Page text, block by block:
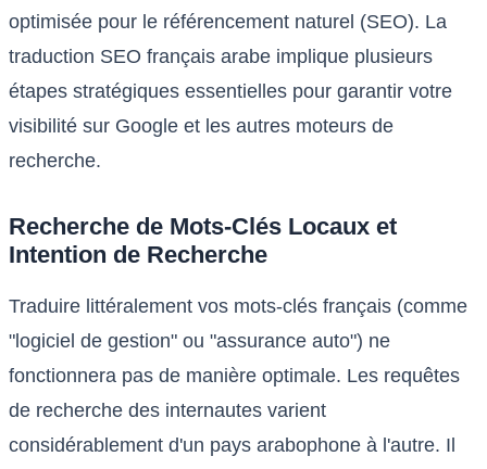
optimisée pour le référencement naturel (SEO). La
traduction SEO français arabe implique plusieurs
étapes stratégiques essentielles pour garantir votre
visibilité sur Google et les autres moteurs de
recherche.
Recherche de Mots-Clés Locaux et
Intention de Recherche
Traduire littéralement vos mots-clés français (comme
"logiciel de gestion" ou "assurance auto") ne
fonctionnera pas de manière optimale. Les requêtes
de recherche des internautes varient
considérablement d'un pays arabophone à l'autre. Il